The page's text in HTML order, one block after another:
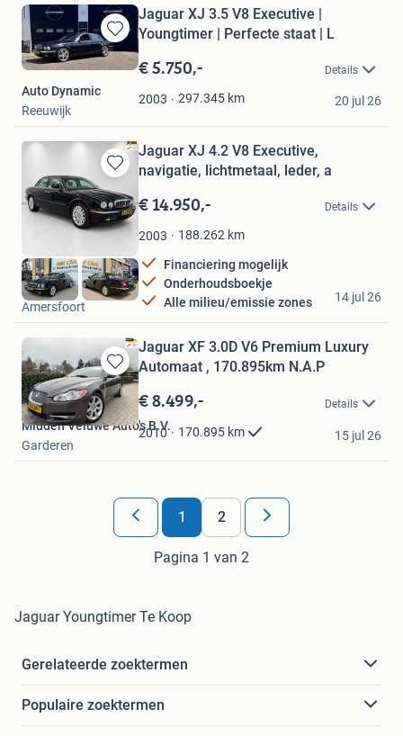
Bewaren
in
Favorieten
Jaguar XJ 3.5 V8 Executive |
Youngtimer | Perfecte staat | L
€ 5.750,- Details
2003 297.345 km
Auto Dynamic
Reeuwijk
20 jul 26
Bewaren
in
Mijn
Favorieten
Jaguar XJ 4.2 V8 Executive,
navigatie, lichtmetaal, leder, a
€ 14.950,- Details
2003 188.262 km
Financiering mogelijk
Onderhoudsboekje
Alle milieu/emissie zones
RVN Cars
Amersfoort
14 jul 26
Bewaren
in
Mijn
Favorieten
Jaguar XF 3.0D V6 Premium Luxury
Automaat , 170.895km N.A.P
€ 8.499,- Details
2010 170.895 km
Midden Veluwe Auto's B.V.
Garderen
15 jul 26
1 2
Pagina 1 van 2
Jaguar Youngtimer Te Koop
Gerelateerde zoektermen
Populaire zoektermen